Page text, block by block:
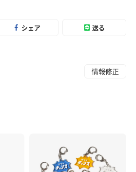
シェア 送る
情報修正